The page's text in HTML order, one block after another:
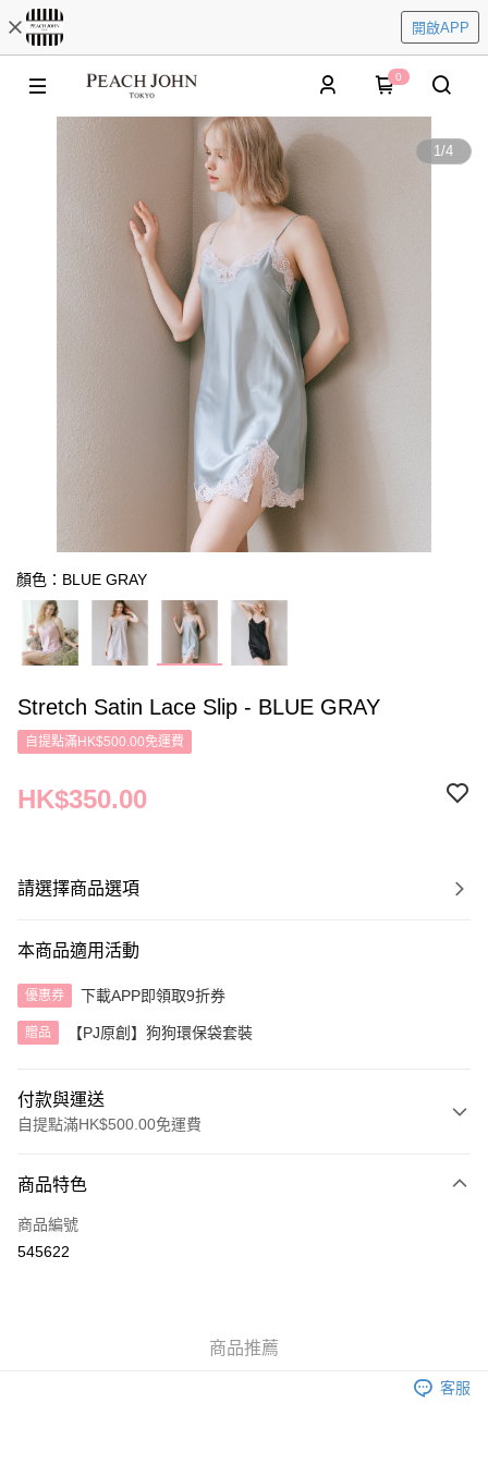
開啟APP
0
1/4
顏色：BLUE GRAY
Stretch Satin Lace Slip - BLUE GRAY
自提點滿HK$500.00免運費
HK$350.00
請選擇商品選項
本商品適用活動
優惠券 下載APP即領取9折券
贈品 【PJ原創】狗狗環保袋套裝
付款與運送
自提點滿HK$500.00免運費
信用卡
AlipayHK
每筆HK$40.00，滿HK$500.00或以上免運費
商品特色
商品編號
545622
商品推薦
客服